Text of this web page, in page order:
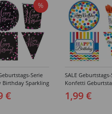
%
Serie
Birthday Sparkling
Servietten,
& Dekorationen
€
SALE
Konfetti
Happy Birthday -
Servietten, Becher &
1,99 €